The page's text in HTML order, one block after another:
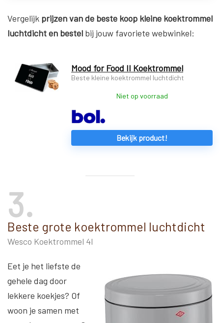
Vergelijk prijzen van de beste koop kleine koektrommel
luchtdicht en bestel bij jouw favoriete webwinkel:
Mood for Food II Koektrommel
Beste kleine koektrommel luchtdicht
Niet op voorraad
Bekijk product!
3
Beste grote koektrommel luchtdicht
Wesco Koektrommel 4l
Eet je het liefste de
gehele dag door
lekkere koekjes? Of
woon je samen met